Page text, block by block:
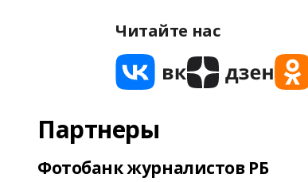
Читайте нас
Партнеры
Фотобанк журналистов РБ